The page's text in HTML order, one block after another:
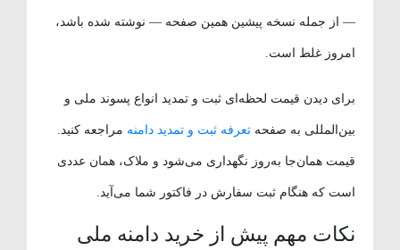
— از جمله نسخه پیشین همین صفحه — نوشته شده باشد،
امروز غلط است.
برای دیدن قیمت لحظه‌ای ثبت و تمدید انواع پسوند ملی و
بین‌المللی به صفحهتعرفه ثبت و تمدید دامنهمراجعه کنید.
قیمت همان‌جا به‌روز نگهداری می‌شود و ملاک، همان عددی
است که هنگام ثبت سفارش در فاکتور شما می‌آید.
نکات مهم پیش از خرید دامنه ملی